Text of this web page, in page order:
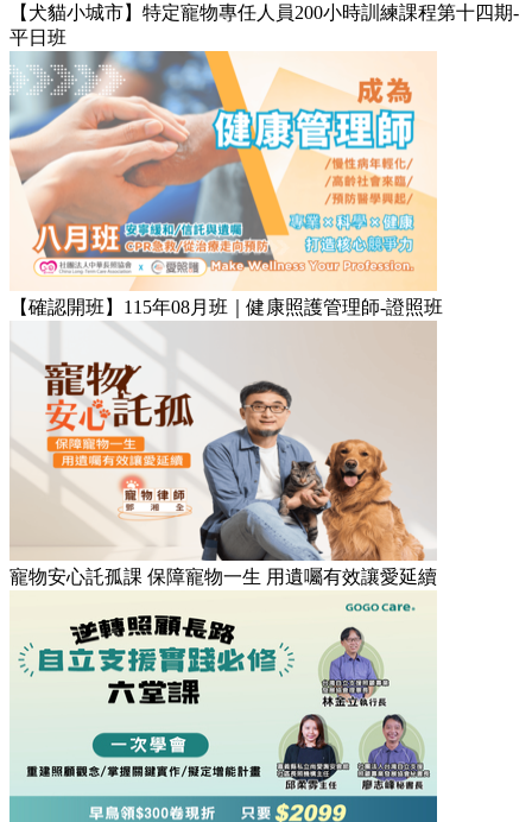
【犬貓小城市】特定寵物專任人員200小時訓練課程第十四期-
平日班
【確認開班】115年08月班｜健康照護管理師-證照班
寵物安心託孤課 保障寵物一生 用遺囑有效讓愛延續